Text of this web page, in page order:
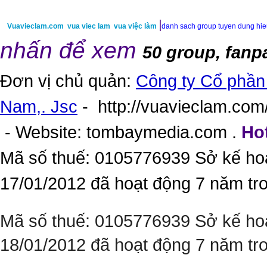
Vuavieclam.com vua viec lam vua việc làm |danh sach group tuyen dung
nhấn để xem 50 group,
Đơn vị chủ quản: Công ty Cổ
Nam,. Jsc - http://
- Website: tombaymedia.com .
Mã số thuế: 0105776939 Sở kế
17/01/2012 đã hoạt động 7 năm
Mã số thuế: 0105776939 Sở kế
18/01/2012 đã hoạt động 7 năm